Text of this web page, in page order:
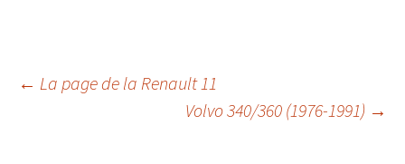
Navigation
← La page de la Renault 11
Volvo 340/360 (1976-1991) →